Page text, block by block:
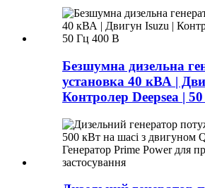
Безшумна дизельна
установка 40 кВА |
Контролер Deepsea |